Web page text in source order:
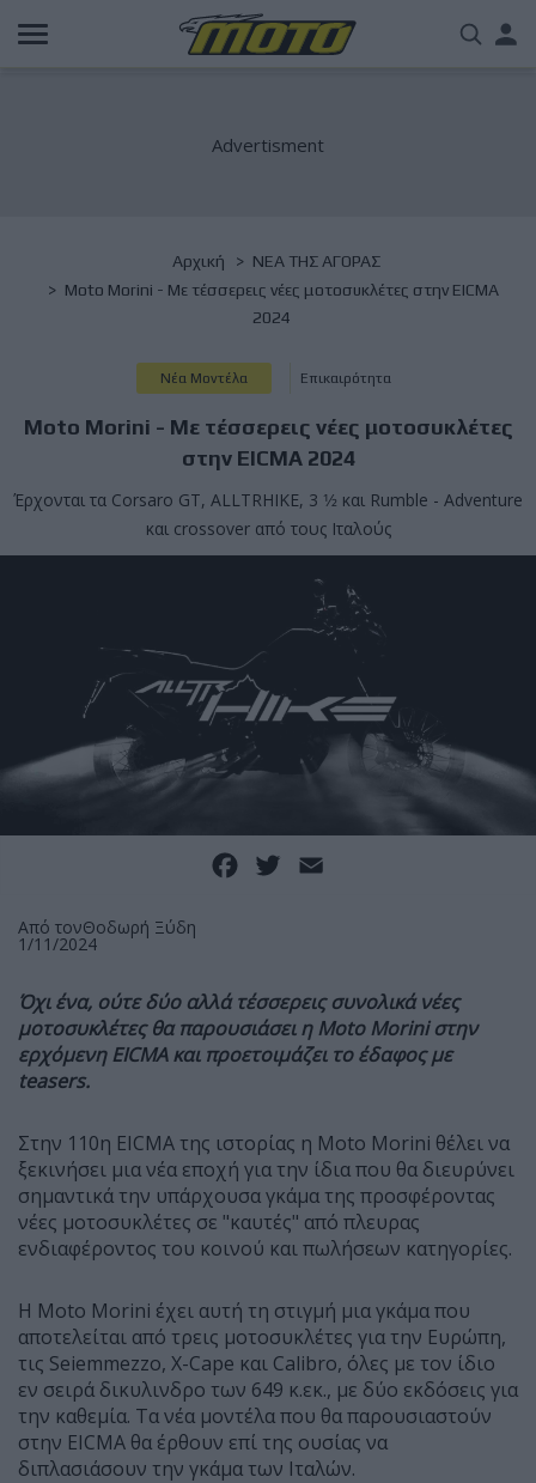
Παράκαμψη
προς
Breadcrumb
Αρχική
NΕΑ ΤΗΣ ΑΓΟΡΑΣ
Moto Morini - Με τέσσερεις νέες μοτοσυκλέτες στην EICMA
2024
Νέα Μοντέλα Επικαιρότητα
Moto Morini - Με τέσσερεις νέες μοτοσυκλέτες
στην EICMA 2024
Έρχονται τα Corsaro GT, ALLTRHIKE, 3 1⁄2 και Rumble - Adventure
και crossover από τους Ιταλούς
Facebook
Twitter
Από τονΘοδωρή Ξύδη
1/11/2024
Όχι ένα, ούτε δύο αλλά τέσσερεις συνολικά νέες
μοτοσυκλέτες θα παρουσιάσει η Moto Morini στην
ερχόμενη EICMA και προετοιμάζει το έδαφος με
teasers.
Στην 110η EICMA της ιστορίας η Moto Morini θέλει να
ξεκινήσει μια νέα εποχή για την ίδια που θα διευρύνει
σημαντικά την υπάρχουσα γκάμα της προσφέροντας
νέες μοτοσυκλέτες σε "καυτές" από πλευρας
ενδιαφέροντος του κοινού και πωλήσεων κατηγορίες.
Η Moto Morini έχει αυτή τη στιγμή μια γκάμα που
αποτελείται από τρεις μοτοσυκλέτες για την Ευρώπη,
τις Seiemmezzo, X-Cape και Calibro, όλες με τον ίδιο
εν σειρά δικυλινδρο των 649 κ.εκ., με δύο εκδόσεις για
την καθεμία. Τα νέα μοντέλα που θα παρουσιαστούν
στην EICMA θα έρθουν επί της ουσίας να
διπλασιάσουν την γκάμα των Ιταλών.